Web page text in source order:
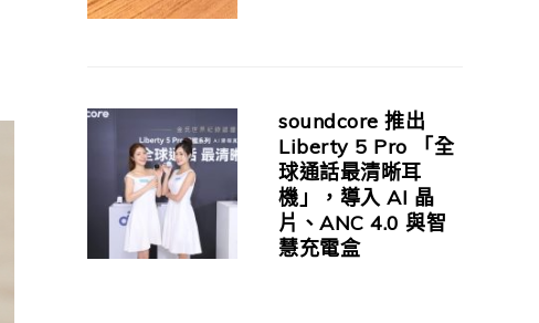
soundcore 推出
Liberty 5 Pro 「全
球通話最清晰耳
機」，導入 AI 晶
片、ANC 4.0 與智
慧充電盒